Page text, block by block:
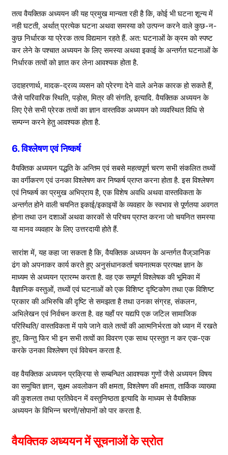
तत्व वैयक्तिक अध्ययन की यह प्रमुख मान्यता रही है कि, कोई भी घटना शून्य में
नही घटती, अर्थात् प्रत्येक घटना अथवा समस्या को उत्पन्न करने वाले कुछ-न-
कुछ निर्धारक या प्रेरक तत्व विद्यमान रहते हैं. अत: घटनाओं के क्रम को स्पष्ट
कर लेने के पश्चात अध्ययन के लिए समस्या अथवा इकाई के अन्तर्गत घटनाओं के
निर्धारक तत्वों को ज्ञात कर लेना आवश्यक होता है.
उदाहरणार्थ, मादक-द्रव्य व्यसन को प्रेरणा देने वाले अनेक कारक हो सकते हैं,
जैसे पारिवारिक स्थिति, पड़ोस, मित्र की संगति, इत्यादि. वैयक्तिक अध्ययन के
लिए ऐसे सभी प्रेरक तत्वों का ज्ञान वास्तविक अध्ययन को व्यवस्थित विधि से
सम्पन्न करने हेतु आवश्यक होता है.
6. विश्लेषण एवं निष्कर्ष
वैयक्तिक अध्ययन पद्धति के अन्तिम एवं सबसे महत्वपूर्ण चरण सभी संकलित तथ्यों
का वर्गीकरण एवं उनका विश्लेषण कर निष्कर्ष प्राप्त करना होता है. इस विश्लेषण
एवं निष्कर्ष का प्रमुख अभिप्राय है, एक विशेष अवधि अथवा वास्तविकता के
अन्तर्गत होने वाली चयनित इकाई/इकाइयों के व्यवहार के स्वभाव से पूर्णतया अवगत
होना तथा उन दशाओं अथवा कारकों से परिचय प्राप्त करना जो चयनित समस्या
या मानव व्यवहार के लिए उत्तरदायी होते हैं.
सारांश में, यह कहा जा सकता है कि, वैयक्तिक अध्ययन के अन्तर्गत वैज्ञानिक
ढंग को अपनाकर कार्य करते हुए अनुसंधानकर्ता चयनात्मक प्रत्यक्ष ज्ञान के
माध्यम से अध्ययन प्रारम्भ करता है. वह एक सम्पूर्ण विश्लेषक की भूमिका में
वैज्ञानिक वस्तुओं, तथ्यों एवं घटनाओं को एक विशिष्ट दृष्टिकोण तथा एक विशिष्ट
प्रकार की अभिरुचि की दृष्टि से समझता है तथा उनका संग्रह, संकलन,
अभिलेखन एवं निर्वचन करता है. वह यहाँ पर यद्यपि एक जटिल सामाजिक
परिस्थिति/ वास्तविकता में पाये जाने वाले तत्वों की आत्मनिर्भरता को ध्यान में रखते
हुए, किन्तु फिर भी इन सभी तत्वों का विवरण एक साथ प्रस्तुत न कर एक-एक
करके उनका विश्लेषण एवं विवेचन करता है.
वह वैयक्तिक अध्ययन प्रक्रिया से सम्बन्धित आवश्यक गुणों जैसे अध्ययन विषय
का समुचित ज्ञान, सूक्ष्म अवलोकन की क्षमता, विश्लेषण की क्षमता, तार्किक व्याख्या
की कुशलता तथा प्रतिवेदन में वस्तुनिष्ठता इत्यादि के माध्यम से वैयक्तिक
अध्ययन के विभिन्न चरणों/सोपानों को पार करता है.
वैयक्तिक अध्ययन में सूचनाओं के स्रोत